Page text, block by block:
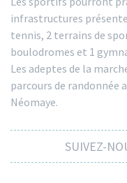
infrastructures
tennis, 2 terrains de
boulodromes et 1
Les adeptes de la
parcours de randonnée
Néomaye.
SUIVEZ-